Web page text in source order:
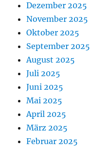
Dezember 2025
November 2025
Oktober 2025
September 2025
August 2025
Juli 2025
Juni 2025
Mai 2025
April 2025
März 2025
Februar 2025